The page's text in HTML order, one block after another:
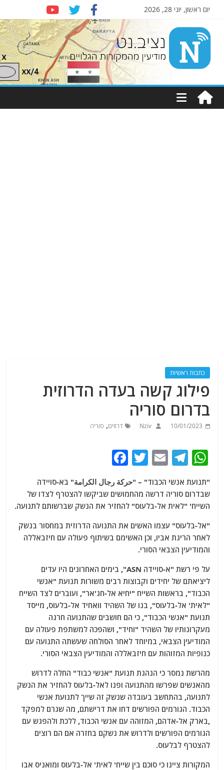
יום ראשון, יוני 28, 2026
Nziv.net
מודיעין
מהמקורות
כתבות ראשיות
פילוג קשה בעדה הדרוזית
בדרום סוריה
10/01/2023
Nziv דרוזים, סוריה
W
at
s
A
p
p
T
e
g
ra
m
E
ai
l
T
w
itt
er
a
c
e
b
o
k
"תנועת אנשי הכבוד" – "حركة رجال الكرامة" בא-סויידה
שבדרום סוריה דרשה מהחמושים שביקשו להצטרף לצדו של
השייח' "לאית אל-בלעוס" להחזיר את הנשק שברשותם לתנועה.
"אל-בלעוס" עצמו האשים את התנועה הדרוזית במחסור בנשק
לאחר הריגת אביו, וכן האשימם בשיתוף פעולה עם חיזבאללה
והמודיעין הצבאי הסורי.
על פי רשת "א-סויידה ASN", בימים האחרונים היו עדים
ליציאתם של יחידים וקבוצות רבים משורות תנועת "אנשי
הכבוד", בראשות השייח "יחיא אל-חג'אר", ועוברים לצד השייח
"לאית' אל-בלעוס", בנו של השהיד וואחיד אל-בלעוס, מייסד
תנועת "אנשי הכבוד", כי הם חושבים שהתנועה חרגה
מעקרונותיו של השהיד "וחיד", ושהפכה למשתפת פעולה עם
המודיעין הצבאי, במיוחד לאחר הסולחה שעשתה התנועה עם
כנופיות המזוהות עם חיזבאללה והמודיעין הצבאי הסורי.
מהרשת נמסר כי הנהגת תנועת "אנשי כבוד" החלה לדרוש
מהאנשים שפרשו מהתנועה ופנו לאל-בלעוס להחזיר את הנשק
לתנועה, בהתחשב בעובדה שנשק זה שייך לתנועת אנשי
הכבוד. הגורמים הפורשים דחו את דרישתם, מה שגרם למפקד
,בארק אל-אדהם, המזוהה עם אנשי הכבוד, ללכת ולהפגש עם
הגורמים הפורשים ולדרוש את נשקם בחזרה אם הם רוצים
להצטרף לבלעוס.
המקורות ציינו כי סוכם בין שייח' לאית' אל-בלעוס ומואניס אבו